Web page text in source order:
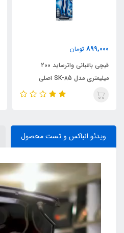
899,000 تومان
قیچی باغبانی واترساید ۲۰۰
میلیمتری مدل SK-85 اصلی
ویدئو انباکس و تست محصول